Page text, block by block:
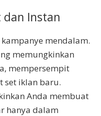
dan Instan
mendalam.
memungkinkan
mempersempit
set iklan baru.
Anda membuat
hanya dalam